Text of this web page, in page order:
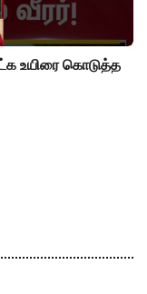
உயிரை கொடுத்த